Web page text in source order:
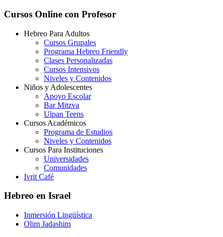
Cursos Online con Profesor
Hebreo Para Adultos
Cursos Grupales
Programa Hebreo Friendly
Clases Personalizadas
Cursos Intensivos
Niveles y Contenidos
Niños y Adolescentes
Apoyo Escolar
Bar Mitzva
Ulpan Teens
Cursos Académicos
Programa de Estudios
Niveles y Contenidos
Cursos Para Instituciones
Universidades
Comunidades
Ivrit Café
Hebreo en Israel
Inmersión Lingüística
Olim Jadashim